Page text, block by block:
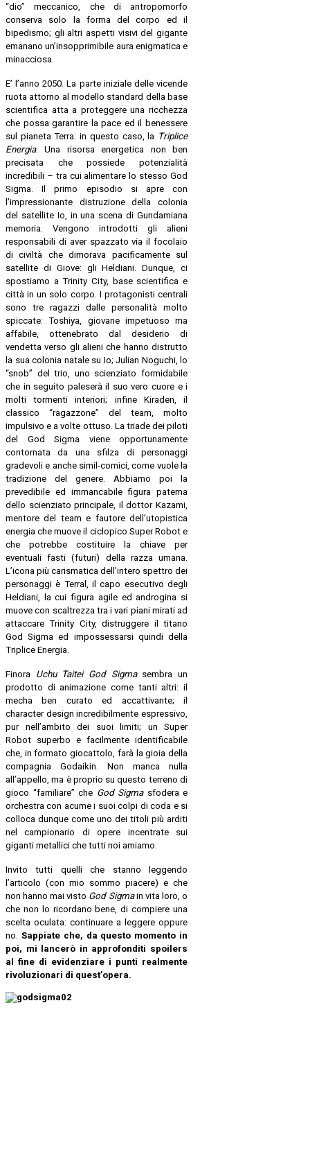
“dio” meccanico, che di antropomorfo
conserva solo la forma del corpo ed il
bipedismo; gli altri aspetti visivi del gigante
emanano un’insopprimibile aura enigmatica e
minacciosa.
E’ l’anno 2050. La parte iniziale delle vicende
ruota attorno al modello standard della base
scientifica atta a proteggere una ricchezza
che possa garantire la pace ed il benessere
sul pianeta Terra: in questo caso, la Triplice
Energia. Una risorsa energetica non ben
precisata che possiede potenzialità
incredibili – tra cui alimentare lo stesso God
Sigma. Il primo episodio si apre con
l’impressionante distruzione della colonia
del satellite Io, in una scena di Gundamiana
memoria. Vengono introdotti gli alieni
responsabili di aver spazzato via il focolaio
di civiltà che dimorava pacificamente sul
satellite di Giove: gli Heldiani. Dunque, ci
spostiamo a Trinity City, base scientifica e
città in un solo corpo. I protagonisti centrali
sono tre ragazzi dalle personalità molto
spiccate: Toshiya, giovane impetuoso ma
affabile, ottenebrato dal desiderio di
vendetta verso gli alieni che hanno distrutto
la sua colonia natale su Io; Julian Noguchi, lo
“snob” del trio, uno scienziato formidabile
che in seguito paleserà il suo vero cuore e i
molti tormenti interiori; infine Kiraden, il
classico “ragazzone” del team, molto
impulsivo e a volte ottuso. La triade dei piloti
del God Sigma viene opportunamente
contornata da una sfilza di personaggi
gradevoli e anche simil-comici, come vuole la
tradizione del genere. Abbiamo poi la
prevedibile ed immancabile figura paterna
dello scienziato principale, il dottor Kazami,
mentore del team e fautore dell’utopistica
energia che muove il ciclopico Super Robot e
che potrebbe costituire la chiave per
eventuali fasti (futuri) della razza umana.
L’icona più carismatica dell’intero spettro dei
personaggi è Terral, il capo esecutivo degli
Heldiani, la cui figura agile ed androgina si
muove con scaltrezza tra i vari piani mirati ad
attaccare Trinity City, distruggere il titano
God Sigma ed impossessarsi quindi della
Triplice Energia.
Finora Uchu Taitei God Sigmasembra un
prodotto di animazione come tanti altri: il
mecha ben curato ed accattivante; il
character design incredibilmente espressivo,
pur nell’ambito dei suoi limiti; un Super
Robot superbo e facilmente identificabile
che, in formato giocattolo, farà la gioia della
compagnia Godaikin. Non manca nulla
all’appello, ma è proprio su questo terreno di
gioco “familiare” che God Sigmasfodera e
orchestra con acume i suoi colpi di coda e si
colloca dunque come uno dei titoli più arditi
nel campionario di opere incentrate sui
giganti metallici che tutti noi amiamo.
Invito tutti quelli che stanno leggendo
l’articolo (con mio sommo piacere) e che
non hanno mai visto God Sigmain vita loro, o
che non lo ricordano bene, di compiere una
scelta oculata: continuare a leggere oppure
no. Sappiate che, da questo momento in
poi, mi lancerò in approfonditi spoilers
al fine di evidenziare i punti realmente
rivoluzionari di quest’opera.